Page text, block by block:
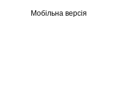
Мобільна версія